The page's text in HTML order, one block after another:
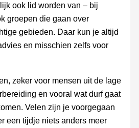
ook lid worden van – bij
groepen die gaan over
gebieden. Daar kun je altijd
en misschien zelfs voor
zeker voor mensen uit de lage
en vooral wat durf gaat
Velen zijn je voorgegaan
een tijdje niets anders meer